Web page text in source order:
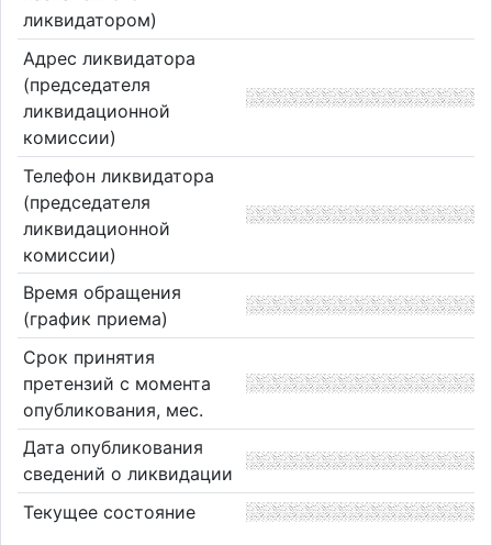
ликвидатором)
Адрес ликвидатора
(председателя
ликвидационной
комиссии)
Телефон ликвидатора
(председателя
ликвидационной
комиссии)
Время обращения
(график приема)
Срок принятия
претензий с момента
опубликования, мес.
Дата опубликования
сведений о ликвидации
Текущее состояние